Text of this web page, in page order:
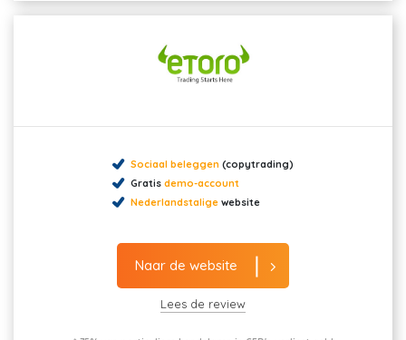
Sociaal beleggen (copytrading)
Gratis demo-account
Nederlandstalige website
Naar de website
Lees de review